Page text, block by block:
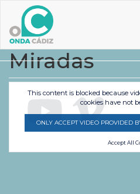
contenido
principal
Miradas
This content is blocked because
cookies have not
ONLY ACCEPT VIDEO PROVIDED
Accept All